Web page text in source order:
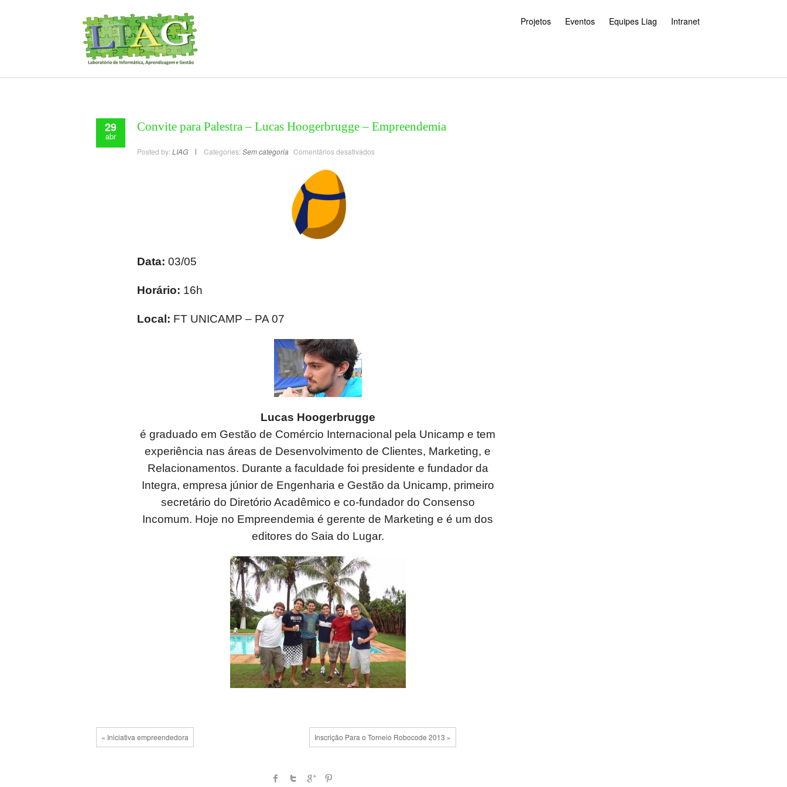
Projetos Eventos Equipes Liag Intranet
29
abr
Convite para Palestra – Lucas Hoogerbrugge – Empreendemia
Posted by: LIAG Categories: Sem categoria Comentários desativados
Data: 03/05
Horário: 16h
Local: FT UNICAMP – PA 07
Lucas Hoogerbrugge
é graduado em Gestão de Comércio Internacional pela Unicamp e tem
experiência nas áreas de Desenvolvimento de Clientes, Marketing, e
Relacionamentos. Durante a faculdade foi presidente e fundador da
Integra, empresa júnior de Engenharia e Gestão da Unicamp, primeiro
secretário do Diretório Acadêmico e co-fundador do Consenso
Incomum. Hoje no Empreendemia é gerente de Marketing e é um dos
editores do Saia do Lugar.
« Iniciativa empreendedora Inscrição Para o Torneio Robocode 2013 »